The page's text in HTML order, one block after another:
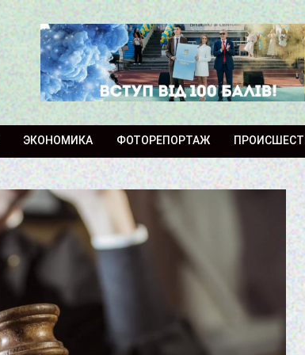
ЭКОНОМИКА ФОТОРЕПОРТАЖ